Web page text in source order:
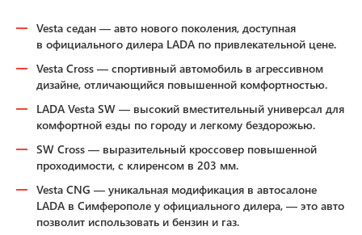
Vesta седан — авто нового поколения, доступная
в официального дилера LADA по привлекательной цене.
Vesta Cross — спортивный автомобиль в агрессивном
дизайне, отличающийся повышенной комфортностью.
LADA Vesta SW — высокий вместительный универсал для
комфортной езды по городу и легкому бездорожью.
SW Cross — выразительный кроссовер повышенной
проходимости, с клиренсом в 203 мм.
Vesta CNG — уникальная модификация в автосалоне
LADA в Симферополе у официального дилера, — это авто
позволит использовать и бензин и газ.